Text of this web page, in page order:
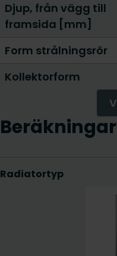
Djup, från vägg till
framsida [mm]
Form strålningsrör
Kollektorform
Beräkningar